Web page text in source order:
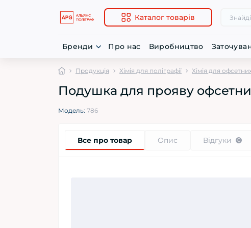
Каталог товарів
Бренди Про нас Виробництво
Продукція Хімія для поліграфії Хімія для
Подушка для прояву
Модель: 786
Все про товар Опис Відгуки 0